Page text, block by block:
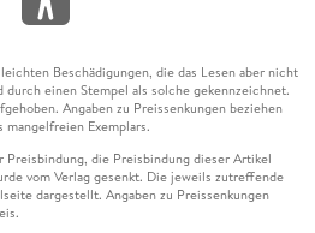
Beschädigungen, die das Lesen aber nicht
durch einen Stempel als solche gekennzeichnet.
Angaben zu Preissenkungen beziehen
Exemplars.
die Preisbindung dieser Artikel
vom Verlag gesenkt. Die jeweils zutreffende
dargestellt. Angaben zu Preissenkungen